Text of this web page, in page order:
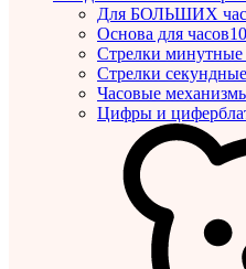
Для БОЛЬШИХ
Основа для часов
Стрелки минутные
Стрелки секундные
Часовые
Цифры и